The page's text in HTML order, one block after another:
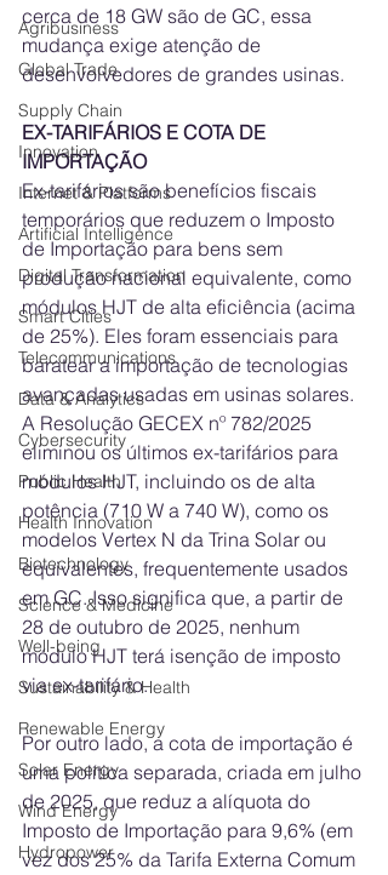
Agribusiness
Global Trade
Supply Chain
Innovation
Internet & Platforms
Artificial Intelligence
Digital Transformation
Smart Cities
Telecommunications
Data & Analytics
Cybersecurity
Public Health
Health Innovation
Biotechnology
Science & Medicine
Well-being
Sustainability & Health
Renewable Energy
Solar Energy
Wind Energy
Hydropower
cerca de 18 GW são de GC, essa
mudança exige atenção de
desenvolvedores de grandes usinas.
EX-TARIFÁRIOS E COTA DE
IMPORTAÇÃO
Ex-tarifários são benefícios fiscais
temporários que reduzem o Imposto
de Importação para bens sem
produção nacional equivalente, como
módulos HJT de alta eficiência (acima
de 25%). Eles foram essenciais para
baratear a importação de tecnologias
avançadas usadas em usinas solares.
A Resolução GECEX nº 782/2025
eliminou os últimos ex-tarifários para
módulos HJT, incluindo os de alta
potência (710 W a 740 W), como os
modelos Vertex N da Trina Solar ou
equivalentes, frequentemente usados
em GC. Isso significa que, a partir de
28 de outubro de 2025, nenhum
módulo HJT terá isenção de imposto
via ex-tarifário.
Por outro lado, a cota de importação é
uma política separada, criada em julho
de 2025, que reduz a alíquota do
Imposto de Importação para 9,6% (em
vez dos 25% da Tarifa Externa Comum